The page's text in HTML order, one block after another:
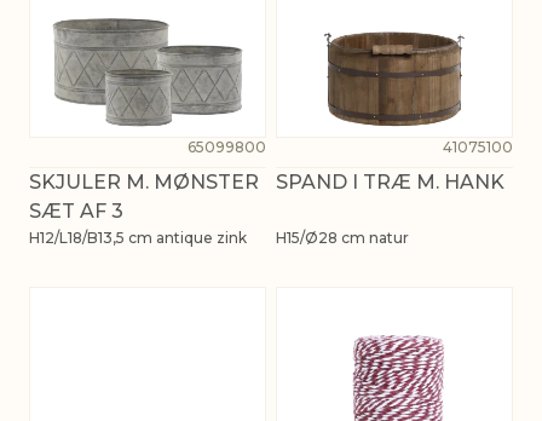
65099800
SKJULER M. MØNSTER
SÆT AF 3
H12/L18/B13,5 cm antique zink
41075100
SPAND I TRÆ M. HANK
H15/Ø28 cm natur